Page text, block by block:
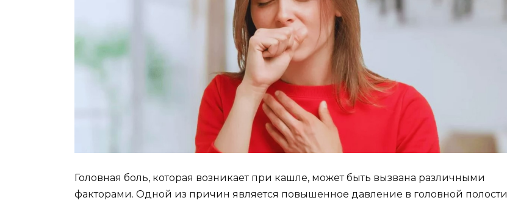
Головная боль, которая возникает при кашле, может быть вызвана различными
факторами. Одной из причин является повышенное давление в головной полости